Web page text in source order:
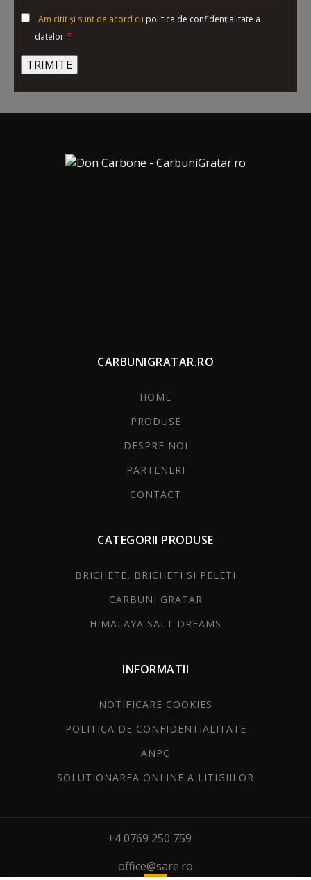
Am citit și sunt de acord cu politica de confidențialitate a
datelor*
CARBUNIGRATAR.RO
HOME
PRODUSE
DESPRE NOI
PARTENERI
CONTACT
CATEGORII PRODUSE
BRICHETE, BRICHETI SI PELETI
CARBUNI GRATAR
HIMALAYA SALT DREAMS
INFORMATII
NOTIFICARE COOKIES
POLITICA DE CONFIDENTIALITATE
ANPC
SOLUTIONAREA ONLINE A LITIGIILOR
+4 0769 250 759
office@sare.ro